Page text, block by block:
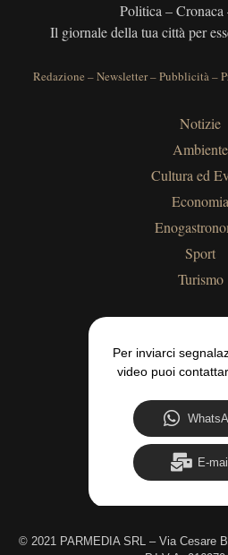
Politica –
Il giornale della tua città per
Redazione –Newsletter–Pubblicità–
Notizie
Ambiente
Cultura ed
Economia
Sport
Turismo
Per inviarci
video puoi
E-mail
© 2021 PARMEDIA SRL – Via Cesare